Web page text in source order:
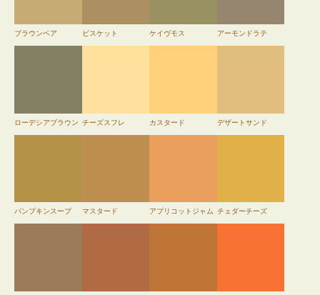
ブラウンベア ビスケット ケイヴモス アーモンドラテ
ローデシアブラウン チーズスフレ カスタード デザートサンド
パンプキンスープ マスタード アプリコットジャム チェダーチーズ